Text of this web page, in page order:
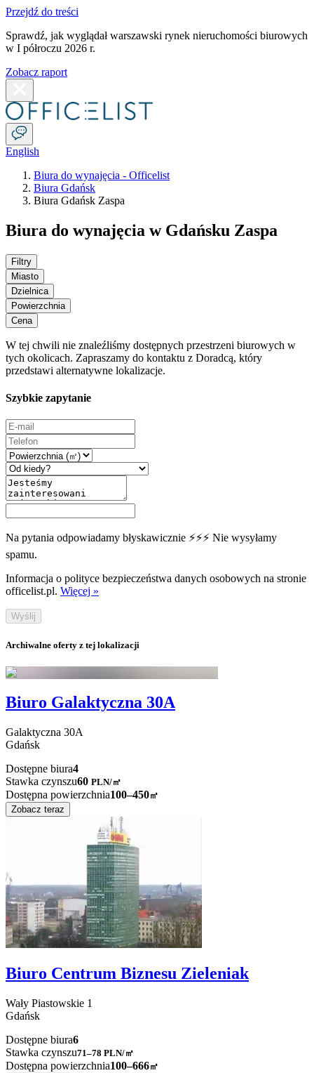
Przejdź do treści
Sprawdź, jak wyglądał warszawski rynek nieruchomości biurowych
w I półroczu 2026 r.
Zobacz raport
English
Biura do wynajęcia - Officelist
Biura Gdańsk
Biura Gdańsk Zaspa
Biura do wynajęcia w Gdańsku Zaspa
Filtry
Miasto
Dzielnica
Powierzchnia
Cena
W tej chwili nie znaleźliśmy dostępnych przestrzeni biurowych w
tych okolicach. Zapraszamy do kontaktu z Doradcą, który
przedstawi alternatywne lokalizacje.
Szybkie zapytanie
Na pytania odpowiadamy błyskawicznie ⚡⚡⚡ Nie wysyłamy
spamu.
Informacja o polityce bezpieczeństwa danych osobowych na stronie
officelist.pl. Więcej »
Wyślij
Archiwalne oferty z tej lokalizacji
Biuro Galaktyczna 30A
Galaktyczna 30A
Gdańsk
Dostępne biura4
Stawka czynszu60 PLN/㎡
Dostępna powierzchnia100–450㎡
Zobacz teraz
Biuro Centrum Biznesu Zieleniak
Wały Piastowskie 1
Gdańsk
Dostępne biura6
Stawka czynszu71–78 PLN/㎡
Dostępna powierzchnia100–666㎡